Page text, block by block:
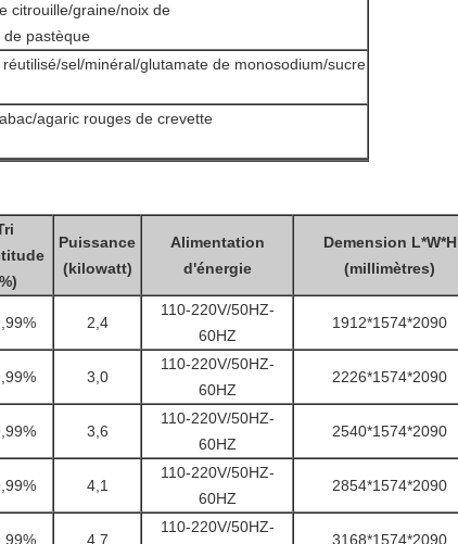
citrouille/graine/noix de
de pastèque
sel/minéral/glutamate de monosodium/sucre
agaric rouges de crevette
Puissance
(kilowatt)
Alimentation
d'énergie
Demension L*W*H
(millimètres)
2,4
110-220V/50HZ-
60HZ
1912*1574*2090
3,0
110-220V/50HZ-
60HZ
2226*1574*2090
3,6
110-220V/50HZ-
60HZ
2540*1574*2090
4,1
110-220V/50HZ-
60HZ
2854*1574*2090
4,7
110-220V/50HZ-
3168*1574*2090